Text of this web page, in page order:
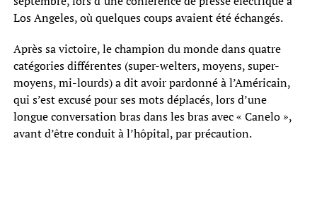
Los Angeles, où quelques coups avaient été échangés.
Après sa victoire, le champion du monde dans quatre
catégories différentes (super-welters, moyens, super-
moyens, mi-lourds) a dit avoir pardonné à l’Américain,
qui s’est excusé pour ses mots déplacés, lors d’une
longue conversation bras dans les bras avec « Canelo »,
avant d’être conduit à l’hôpital, par précaution.